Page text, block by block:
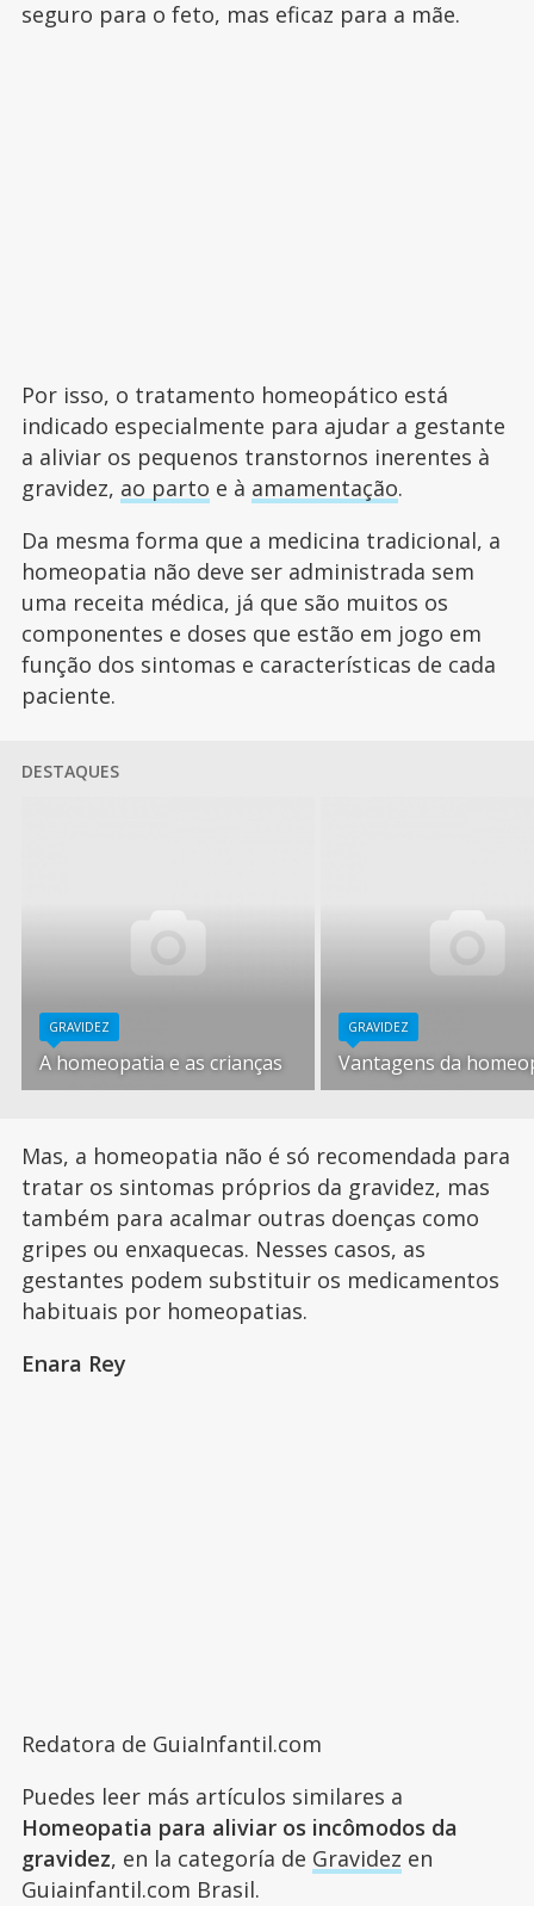
seguro para o feto, mas eficaz para a mãe.
Por isso, o tratamento homeopático está
indicado especialmente para ajudar a gestante
a aliviar os pequenos transtornos inerentes à
gravidez, ao parto e à amamentação.
Da mesma forma que a medicina tradicional, a
homeopatia não deve ser administrada sem
uma receita médica, já que são muitos os
componentes e doses que estão em jogo em
função dos sintomas e características de cada
paciente.
DESTAQUES
GRAVIDEZ
A homeopatia e as crianças
GRAVIDEZ
Vantagens da
Mas, a homeopatia não é só recomendada para
tratar os sintomas próprios da gravidez, mas
também para acalmar outras doenças como
gripes ou enxaquecas. Nesses casos, as
gestantes podem substituir os medicamentos
habituais por homeopatias.
Enara Rey
Redatora de GuiaInfantil.com
Puedes leer más artículos similares a
Homeopatia para aliviar os incômodos da
gravidez, en la categoría de Gravidez en
Guiainfantil.com Brasil.